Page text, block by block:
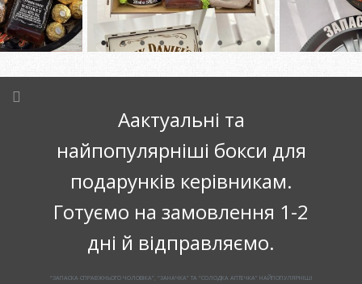
Аактуальні та
найпопулярніші бокси для
подарунків керівникам.
Готуємо на замовлення 1-2
дні й відправляємо.
“ЗАПАСКА СПРАВЖНЬОГО ЧОЛОВІКА”, “ЗАНАЧКА” ТА “СОЛОДКА АПТЕЧКА” НАЙПОПУЛЯРНІШІ